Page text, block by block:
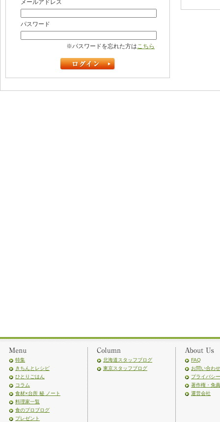
メールアドレス
パスワード
※パスワードを忘れた方はこちら
特集
きちんとレシピ
ひとりごはん
コラム
食材×台所 秘 ノート
料理家一覧
食のプロブログ
プレゼント
北海道スタッフブログ
東京スタッフブログ
FAQ
お問い合わせ
プライバシ
著作権・免
運営会社